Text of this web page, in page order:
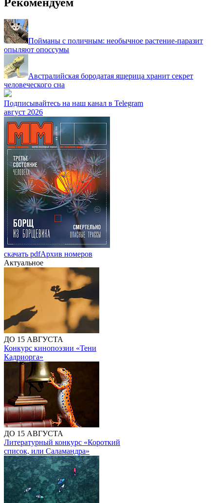
Пойманы с поличным: необычное растение-паразит
опыляют опоссумы
Австралийская бородатая ящерица хранит секрет
человеческого сна
Подписывайтесь на наш канал в Telegram
август 2026
скачать pdfАрхив номеров
Актуальное
ДО 15 АВГУСТА
Конкурс кинопоэзии «Тени
Кадриорга»
ДО 15 АВГУСТА
Литературный конкурс «Короткий
список, или Саламандра»